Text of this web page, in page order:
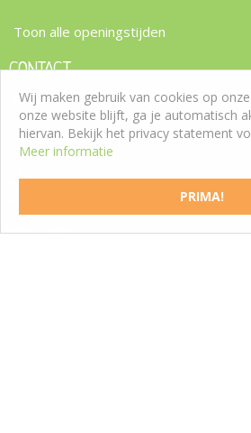
Toon alle openingstijden
CONTACT
Tuincentrum Roden
Westeresch 7
9301 ZW Roden
T:050 5011188
info@tuincentrumroden.nlPRIMA!
Wij maken gebruik van cookies op
onze website blijft, ga je automatisch
hiervan. Bekijk het privacy statement
Meer informatie